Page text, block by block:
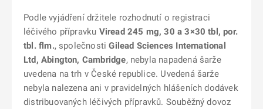
Podle vyjádření držitele rozhodnutí o registraci
léčivého přípravku Viread 245 mg, 30 a 3×30 tbl, por.
tbl. flm., společnostiGilead Sciences International
Ltd, Abington, Cambridge, nebyla napadená šarže
uvedena na trh v České republice. Uvedená šarže
nebyla nalezena ani v pravidelných hlášeních dodávek
distribuovaných léčivých přípravků. Souběžný dovoz